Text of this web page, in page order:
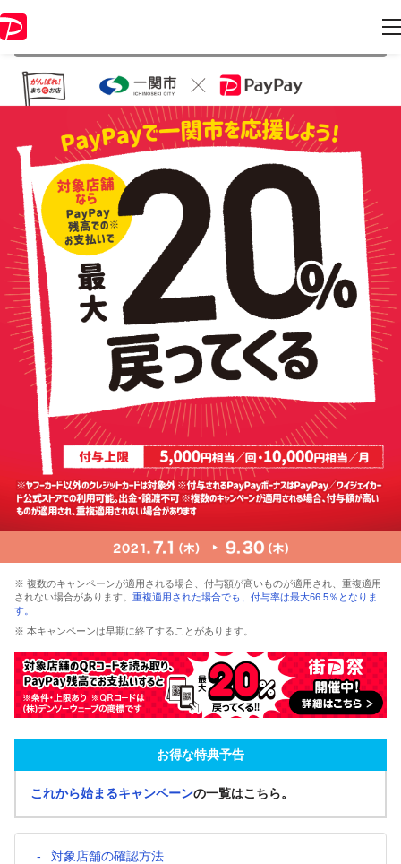
情報はキャンペーン終了時点のものになります。
※ 複数のキャンペーンが適用される場合、付与額が高いものが適用され、重複適用
されない場合があります。 重複適用された場合でも、付与率は最大66.5％となりま
す。
※ 本キャンペーンは早期に終了することがあります。
お得な特典予告
これから始まるキャンペーンの一覧はこちら。
対象店舗の確認方法